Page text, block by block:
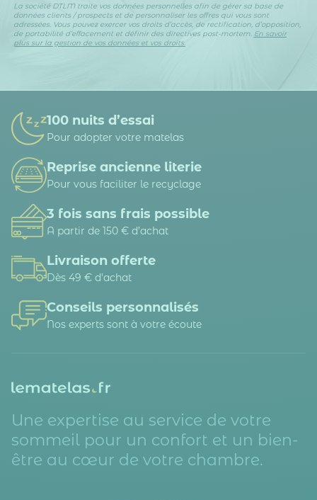
La société DTLM traite vos données personnelles afin de gérer sa base de
données clients / prospects et de personnaliser les offres qui vous sont
adressées. Vous pouvez exercer vos droits d’accès, de rectification, d’opposition,
de portabilité d’effacement et définir des directives post-mortem. En savoir
plus sur la gestion de vos données et vos droits.
100 nuits d’essai
Pour adopter votre matelas
Reprise ancienne literie
Pour vous faciliter le recyclage
3 fois sans frais possible
A partir de 150 € d’achat
Livraison offerte
Dès 49 € d'achat
Conseils personnalisés
Nos experts sont à votre écoute
Une expertise au service de votre
sommeil pour un confort et un bien-
être au cœur de votre chambre.